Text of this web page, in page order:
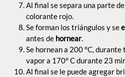
Al final se separa una parte
colorante rojo.
Se forman los triángulos y se
antes de hornear.
Se hornean a 200 °C,
vapor a 170° C durante 23
Al final se le puede agregar